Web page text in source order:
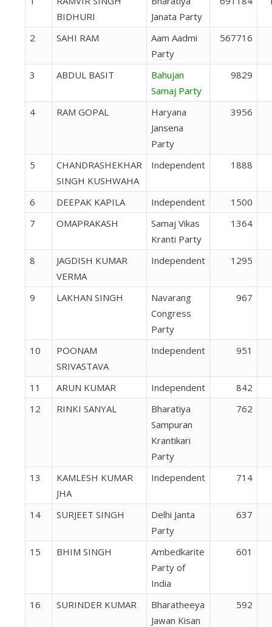
BIDHURI
Janata Party
2 SAHI RAM
Aam Aadmi
Party
567716
3 ABDUL BASIT
Bahujan
Samaj Party
9829
4 RAM GOPAL
Haryana
Jansena
Party
3956
5
CHANDRASHEKHAR
SINGH KUSHWAHA
Independent 1888
6 DEEPAK KAPILA Independent
1500
7
OMAPRAKASH
Samaj Vikas
Kranti Party
1364
8
JAGDISH KUMAR
VERMA
Independent 1295
9 LAKHAN SINGH
Navarang
Congress
Party
967
10
POONAM
SRIVASTAVA
Independent 951
11 ARUN KUMAR Independent
842
12
RINKI SANYAL
Bharatiya
Sampuran
Krantikari
Party
762
13
KAMLESH KUMAR
JHA
Independent 714
14 SURJEET SINGH
Delhi Janta
Party
637
15 BHIM SINGH
Ambedkarite
Party of
India
601
16 SURINDER KUMAR
Bharatheeya
Jawan Kisan
592